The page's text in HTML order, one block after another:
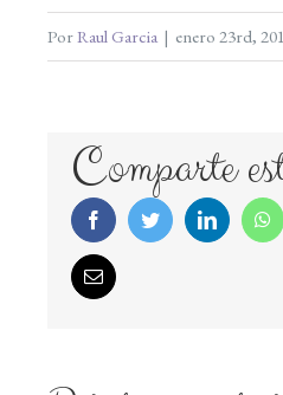
PorRaul Garcia | enero 23rd,
Comparte
FacebookTwitterLinkedIn
Correo
electrónico